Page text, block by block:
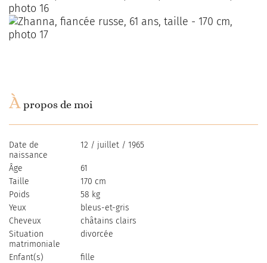
À propos de moi
Date de
naissance
12 / juillet / 1965
Âge
61
Taille
170 cm
Poids
58 kg
Yeux
bleus-et-gris
Cheveux
сhâtains clairs
Situation
matrimoniale
divorcée
Enfant(s)
fille